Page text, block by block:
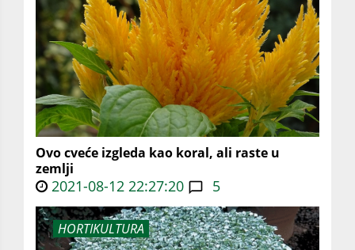
Ovo cveće izgleda kao koral, ali raste u
zemlji
2021-08-12 22:27:20 5
HORTIKULTURA